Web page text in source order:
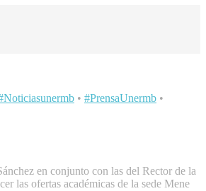
• #PrensaUnermb •
en conjunto con las del Rector de la
las ofertas académicas de la sede Mene